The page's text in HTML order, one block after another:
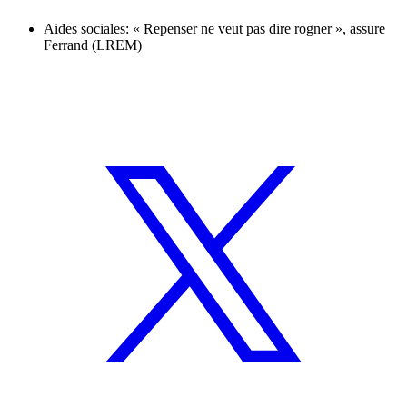
Aides sociales: « Repenser ne veut pas dire rogner », assure
Ferrand (LREM)